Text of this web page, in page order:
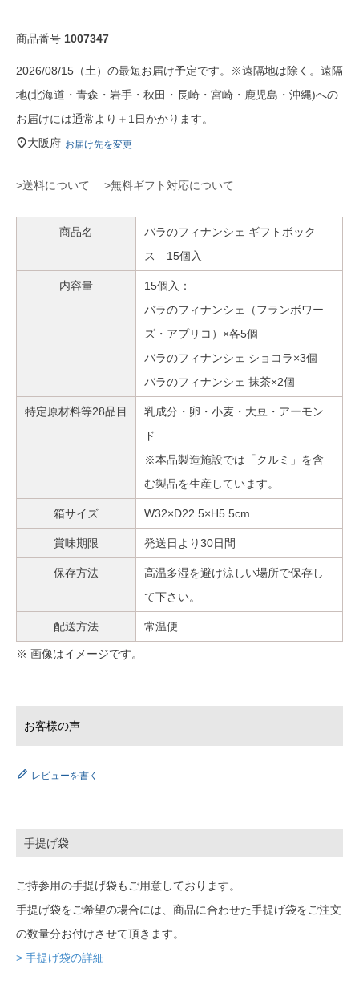
商品番号 1007347
2026/08/15（土）の最短お届け予定です。※遠隔地は除く。遠隔
地(北海道・青森・岩手・秋田・長崎・宮崎・鹿児島・沖縄)への
お届けには通常より＋1日かかります。
大阪府 お届け先を変更
>送料について >無料ギフト対応について
商品名
バラのフィナンシェ ギフトボック
ス 15個入
内容量
15個入：
バラのフィナンシェ（フランボワー
ズ・アプリコ）×各5個
バラのフィナンシェ ショコラ×3個
バラのフィナンシェ 抹茶×2個
特定原材料等28品目
乳成分・卵・小麦・大豆・アーモン
ド
※本品製造施設では「クルミ」を含
む製品を生産しています。
箱サイズ W32×D22.5×H5.5cm
賞味期限 発送日より30日間
保存方法
高温多湿を避け涼しい場所で保存し
て下さい。
配送方法 常温便
※ 画像はイメージです。
レビューを書く
手提げ袋
ご持参用の手提げ袋もご用意しております。
手提げ袋をご希望の場合には、商品に合わせた手提げ袋をご注文
の数量分お付けさせて頂きます。
> 手提げ袋の詳細